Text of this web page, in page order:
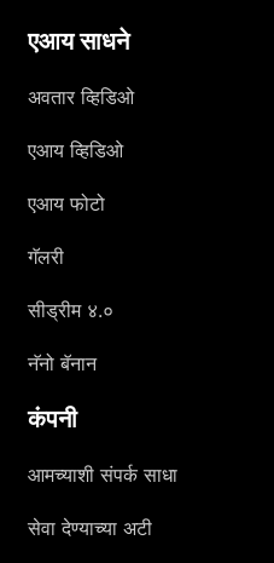
एआय साधने
अवतार व्हिडिओ
एआय व्हिडिओ
एआय फोटो
गॅलरी
सीड्रीम ४.०
नॅनो बॅनान
कंपनी
आमच्याशी संपर्क साधा
सेवा देण्याच्या अटी